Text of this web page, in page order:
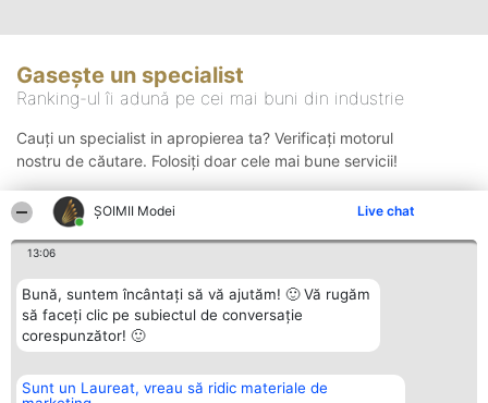
ȘOIMII Modei Live chat
13:06
Bună, suntem încântați să vă ajutăm! 🙂 Vă rugăm
să faceți clic pe subiectul de conversație
corespunzător! 🙂
Sunt un Laureat, vreau să ridic materiale de
Gasește un specialist
Ranking-ul îi adună pe cei mai buni din industrie
Cauți un specialist in apropierea ta? Verificați motorul
nostru de căutare. Folosiți doar cele mai bune servicii!
Organizator Ranking Plebiscyt Contact